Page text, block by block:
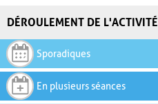
DÉROULEMENT DE L'ACTIVITÉ
Sporadiques
En plusieurs séances